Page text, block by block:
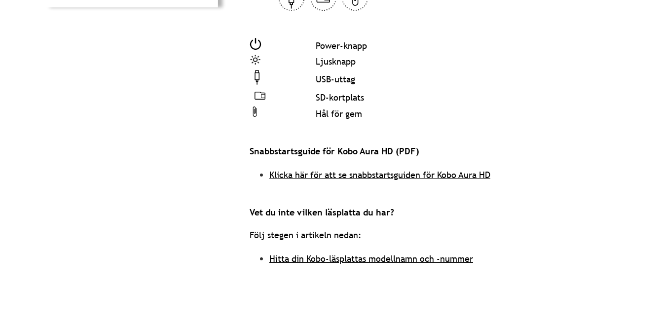
Power-knapp
Ljusknapp
USB-uttag
SD-kortplats
Hål för gem
Snabbstartsguide för Kobo Aura HD (PDF)
Klicka här för att se snabbstartsguiden för Kobo Aura HD
Vet du inte vilken läsplatta du har?
Följ stegen i artikeln nedan:
Hitta din Kobo-läsplattas modellnamn och -nummer